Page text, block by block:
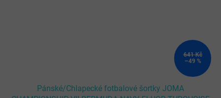
641 Kč
–49 %
Pánské/Chlapecké fotbalové šortky JOMA